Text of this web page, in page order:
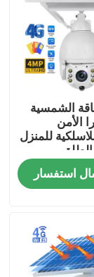
الشمسية
الأمن
للمنزل
استفسار